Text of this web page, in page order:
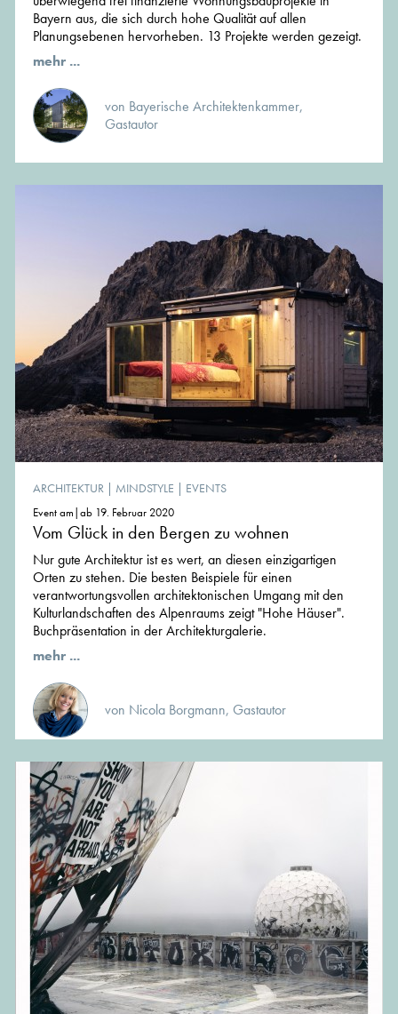
Bayern aus, die sich durch hohe Qualität auf allen
Planungsebenen hervorheben. 13 Projekte werden gezeigt.
mehr ...
von Bayerische Architektenkammer,
Gastautor
ARCHITEKTUR | MINDSTYLE | EVENTS
Event am|ab 19. Februar 2020
Vom Glück in den Bergen zu wohnen
Nur gute Architektur ist es wert, an diesen einzigartigen
Orten zu stehen. Die besten Beispiele für einen
verantwortungsvollen architektonischen Umgang mit den
Kulturlandschaften des Alpenraums zeigt "Hohe Häuser".
Buchpräsentation in der Architekturgalerie.
mehr ...
von Nicola Borgmann, Gastautor